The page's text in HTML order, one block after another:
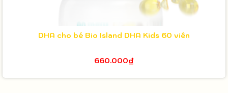
DHA cho bé Bio Island DHA Kids 60 viên
660.000₫